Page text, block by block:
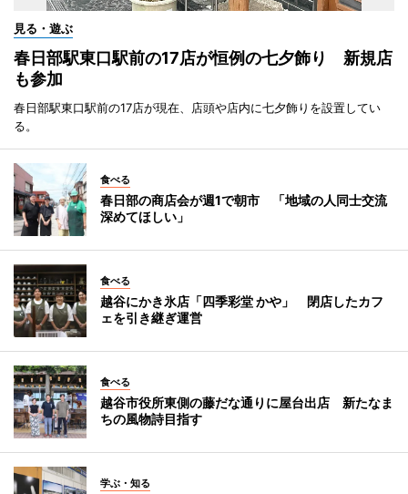
見る・遊ぶ
春日部駅東口駅前の17店が恒例の七夕飾り 新規店
も参加
春日部駅東口駅前の17店が現在、店頭や店内に七夕飾りを設置してい
る。
食べる
春日部の商店会が週1で朝市 「地域の人同士交流
深めてほしい」
食べる
越谷にかき氷店「四季彩堂 かや」 閉店したカフ
ェを引き継ぎ運営
食べる
越谷市役所東側の藤だな通りに屋台出店 新たなま
ちの風物詩目指す
学ぶ・知る